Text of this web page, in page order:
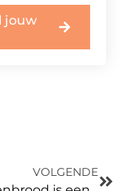
jouw
VOLGENDE